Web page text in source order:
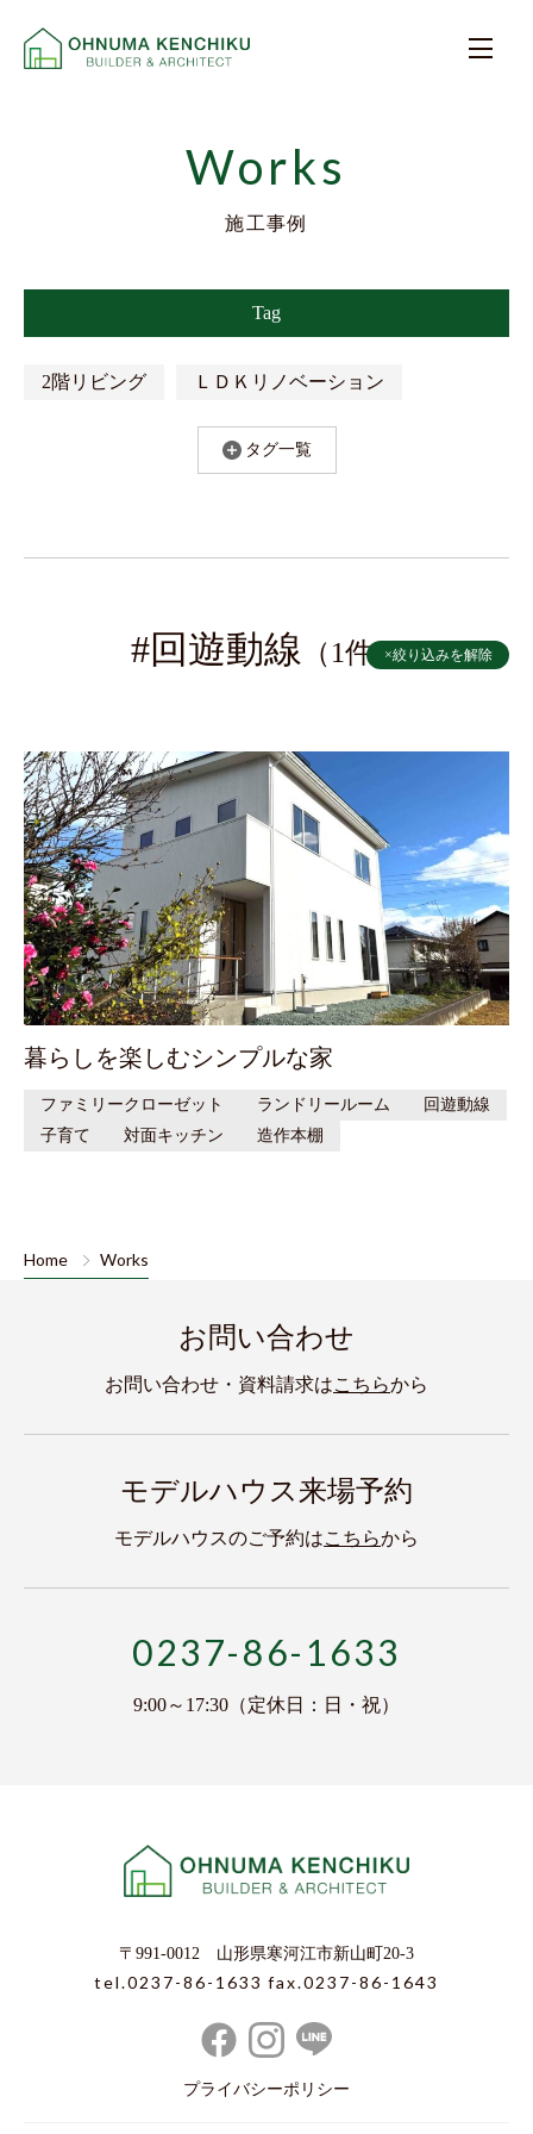
Works
施工事例
Tag
2階リビング ＬＤＫリノベーション
ガレージハウス
住みながらリノベ 回遊動線
太陽光発電システム 子育て 対面キッチン
書斎 木の家 木の香りがする家
横並びキッチン 水回りリフォーム
浴室脱衣室リノベ 薪ストーブ 造作本棚
タグ一覧
#回遊動線 （1件）×絞り込みを解除
暮らしを楽しむシンプルな家
ファミリークローゼット ランドリールーム
回遊動線
子育て
対面キッチン 造作本棚
Home Works
お問い合わせ
お問い合わせ・資料請求はこちらから
モデルハウス来場予約
モデルハウスのご予約はこちらから
0237-86-1633
9:00～17:30（定休日：日・祝）
〒991-0012 山形県寒河江市新山町20-3
tel.0237-86-1633 fax.0237-86-1643
プライバシーポリシー